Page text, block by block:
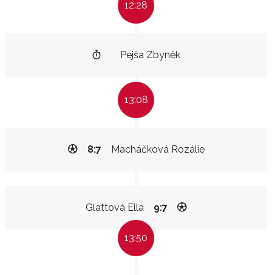
12:28
Pejša Zbyněk
13:08
Macháčková Rozálie
8:7
Glattová Ella 9:7
13:50